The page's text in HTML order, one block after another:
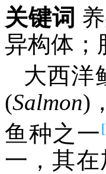
关键词
异构体；
大西洋
(Salmon)
鱼种之一
一，其